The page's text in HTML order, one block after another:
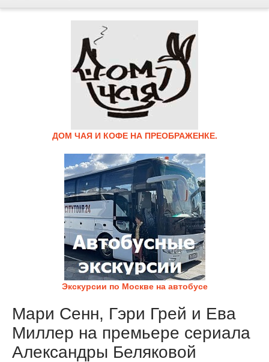
ДОМ ЧАЯ И КОФЕ НА ПРЕОБРАЖЕНКЕ.
Экскурсии по Москве на автобусе
Мари Сенн, Гэри Грей и Ева
Миллер на премьере сериала
Александры Беляковой